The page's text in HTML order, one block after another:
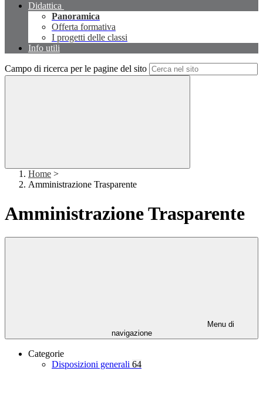
Didattica
Panoramica
Offerta formativa
I progetti delle classi
Info utili
Campo di ricerca per le pagine del sito
Home >
Amministrazione Trasparente
Amministrazione Trasparente
Menu di
navigazione
Categorie
Disposizioni generali 64